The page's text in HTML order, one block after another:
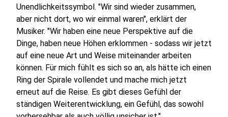
Unendlichkeitssymbol. "Wir sind wieder zusammen,
aber nicht dort, wo wir einmal waren", erklärt der
Musiker. "Wir haben eine neue Perspektive auf die
Dinge, haben neue Höhen erklommen - sodass wir jetzt
auf eine neue Art und Weise miteinander arbeiten
können. Für mich fühlt es sich so an, als hätte ich einen
Ring der Spirale vollendet und mache mich jetzt
erneut auf die Reise. Es gibt dieses Gefühl der
ständigen Weiterentwicklung, ein Gefühl, das sowohl